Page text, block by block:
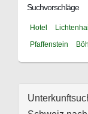
Suchvorschläge
Hotel
Pfaffenstein